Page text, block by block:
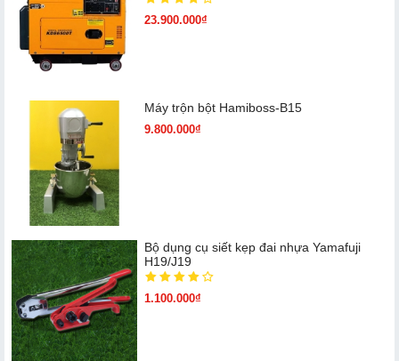
23.900.000₫
Máy trộn bột Hamiboss-B15
9.800.000₫
Bộ dụng cụ siết kẹp đai nhựa Yamafuji
H19/J19
1.100.000₫